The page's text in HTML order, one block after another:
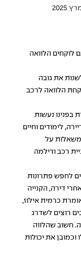
לוקחים הלוואה
את גובה
הלוואה לרכב
בפנינו נעשות
לימודים וחיים
משאלות על
רכב ודילמה
לחפש פתרונות
דירה, הקנייה
כרמית אילוז,
רוצים לשדרג
חשוב שהלווה
וכמובן את יכולות